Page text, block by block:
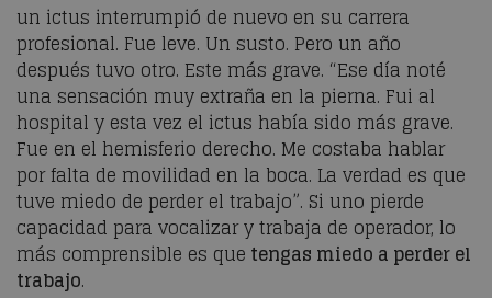
un ictus interrumpió de nuevo en su carrera
profesional. Fue leve. Un susto. Pero un año
después tuvo otro. Este más grave. “Ese día noté
una sensación muy extraña en la pierna. Fui al
hospital y esta vez el ictus había sido más grave.
Fue en el hemisferio derecho. Me costaba hablar
por falta de movilidad en la boca. La verdad es que
tuve miedo de perder el trabajo”. Si uno pierde
capacidad para vocalizar y trabaja de operador, lo
más comprensible es que tengas miedo a perder el
trabajo.